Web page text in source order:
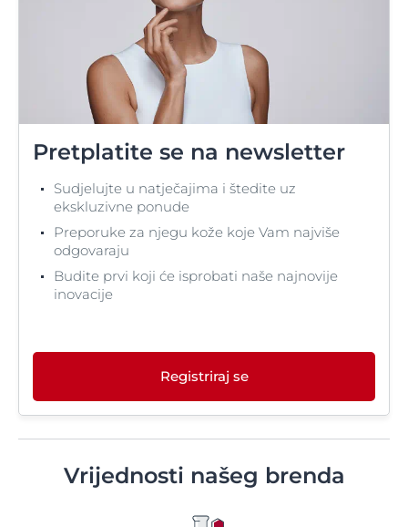
Pretplatite se na newsletter
Sudjelujte u natječajima i štedite uz
ekskluzivne ponude
Preporuke za njegu kože koje Vam najviše
odgovaraju
Budite prvi koji će isprobati naše najnovije
inovacije
Registriraj se
Vrijednosti našeg brenda